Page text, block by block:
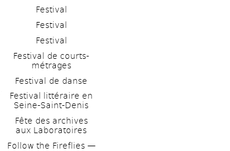
Festival
Festival
Festival
Festival de courts-
métrages
Festival de danse
Festival littéraire en
Seine-Saint-Denis
Fête des archives
aux Laboratoires
Follow the Fireflies —